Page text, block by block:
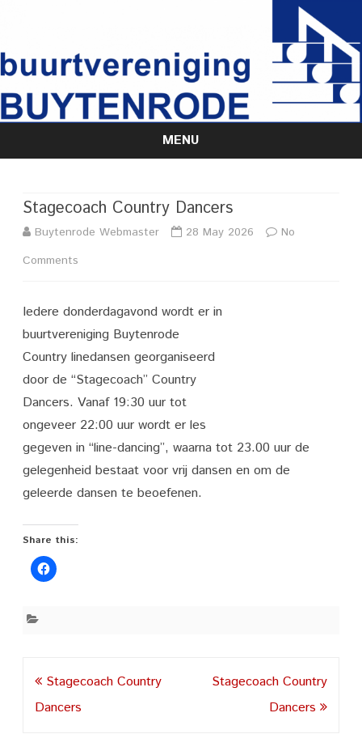
MENU
Skip
Stagecoach Country Dancers
Buytenrode Webmaster 28 May 2026
No
Comments
Country
Dancers
Iedere donderdagavond wordt er in
buurtvereniging Buytenrode
Country linedansen georganiseerd
door de “Stagecoach” Country
Dancers. Vanaf 19:30 uur tot
ongeveer 22:00 uur wordt er les
gegeven in “line-dancing”, waarna tot 23.00 uur de
gelegenheid bestaat voor vrij dansen en om de
geleerde dansen te beoefenen.
Share this:
Post
navigation
Stagecoach Country
Dancers
Stagecoach Country
Dancers